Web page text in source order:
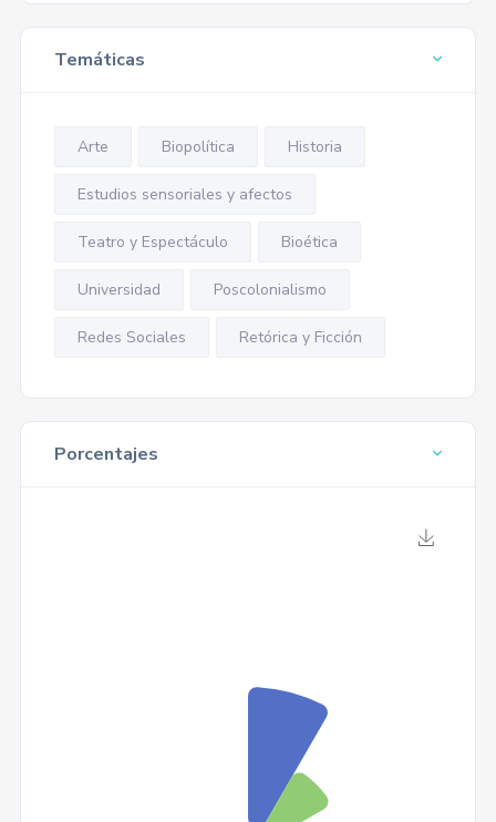
Temáticas
Arte Biopolítica Historia
Estudios sensoriales y afectos
Teatro y Espectáculo Bioética
Universidad Poscolonialismo
Redes Sociales Retórica y Ficción
Porcentajes